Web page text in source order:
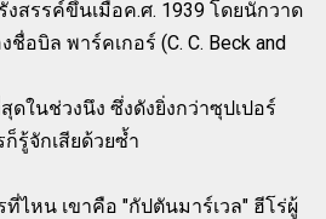
สรรค์ขึ้นเมื่อค.ศ. 1939 โดยนักวาด
อบิล พาร์คเกอร์ (C. C. Beck and
ในช่วงนึง ซึ่งดังยิ่งกว่าซุปเปอร์
รู้จักเสียด้วยซ้ำ
ไหน เขาคือ "กัปตันมาร์เวล" ฮีโร่ผู้